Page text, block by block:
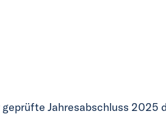
Jahresabschluss 2025